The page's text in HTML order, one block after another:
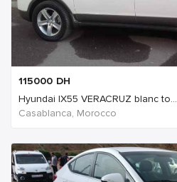
115000 DH
Hyundai IX55 VERACRUZ blanc to...
Casablanca, Morocco